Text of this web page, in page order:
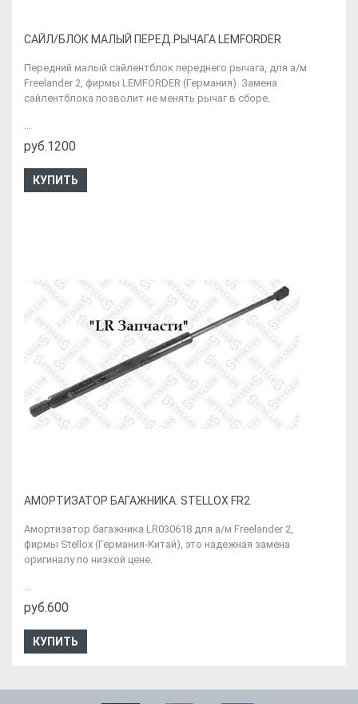
CАЙЛ/БЛОК МАЛЫЙ ПЕРЕД.РЫЧАГА LEMFORDER
Передний малый сайлентблок переднего рычага, для а/м
Freelander 2, фирмы LEMFORDER (Германия). Замена
сайлентблока позволит не менять рычаг в сборе.
...
руб.1200
КУПИТЬ
АМОРТИЗАТОР БАГАЖНИКА. STELLOX FR2
Амортизатор багажника LR030618 для а/м Freelander 2,
фирмы Stellox (Германия-Китай), это надежная замена
оригиналу по низкой цене.
...
руб.600
КУПИТЬ